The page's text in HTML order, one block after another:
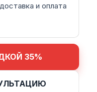
доставка и оплата
35%